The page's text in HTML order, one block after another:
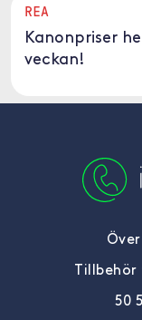
REA
Kanonpriser
veckan!
50